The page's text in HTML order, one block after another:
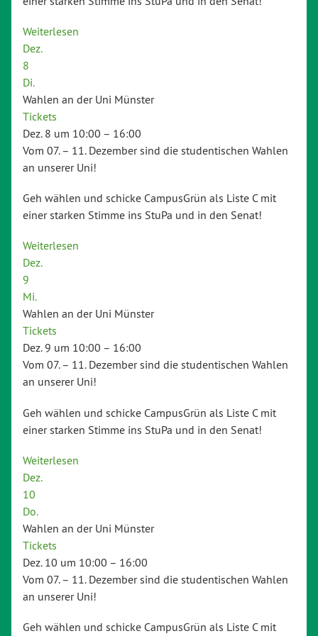
Weiterlesen
Dez.
8
Di.
Wahlen an der Uni Münster
Tickets
Dez. 8 um 10:00 – 16:00
Vom 07. – 11. Dezember sind die studentischen Wahlen
an unserer Uni!
Geh wählen und schicke CampusGrün als Liste C mit
einer starken Stimme ins StuPa und in den Senat!
Weiterlesen
Dez.
9
Mi.
Wahlen an der Uni Münster
Tickets
Dez. 9 um 10:00 – 16:00
Vom 07. – 11. Dezember sind die studentischen Wahlen
an unserer Uni!
Geh wählen und schicke CampusGrün als Liste C mit
einer starken Stimme ins StuPa und in den Senat!
Weiterlesen
Dez.
10
Do.
Wahlen an der Uni Münster
Tickets
Dez. 10 um 10:00 – 16:00
Vom 07. – 11. Dezember sind die studentischen Wahlen
an unserer Uni!
Geh wählen und schicke CampusGrün als Liste C mit